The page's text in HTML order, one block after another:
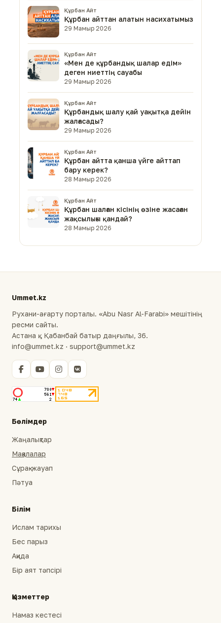
Құрбан Айт
Құрбан айттан алатын насихатымыз
29 Мамыр 2026
Құрбан Айт
«Мен де құрбандық шалар едім»
деген ниеттің сауабы
29 Мамыр 2026
Құрбан Айт
Құрбандық шалу қай уақытқа дейін
жалғасады?
29 Мамыр 2026
Құрбан Айт
Құрбан айтта қанша үйге айттап
бару керек?
28 Мамыр 2026
Құрбан Айт
Құрбан шалған кісінің өзіне жасаған
жақсылығы қандай?
28 Мамыр 2026
Ummet.kz
Рухани-ағарту порталы. «Abu Nasr Al-Farabi» мешітінің
ресми сайты.
Астана қ., Қабанбай батыр даңғылы, 36.
info@ummet.kz · support@ummet.kz
Бөлімдер
Жаңалықтар
Мақалалар
Сұрақ-жауап
Пәтуа
Білім
Ислам тарихы
Бес парыз
Ақида
Бір аят тәпсірі
Қызметтер
Намаз кестесі